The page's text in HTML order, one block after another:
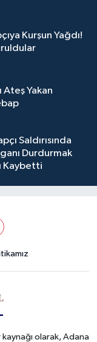
Kurşun Yağdı!
Ateş Yakan
Saldırısında
Durdurmak
Kaybetti
olarak, Adana